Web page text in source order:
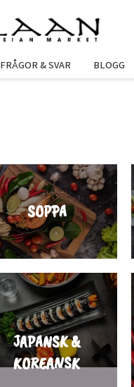
FRÅGOR & SVAR BLOGG
SOPPA
JAPANSK &
KOREANSK